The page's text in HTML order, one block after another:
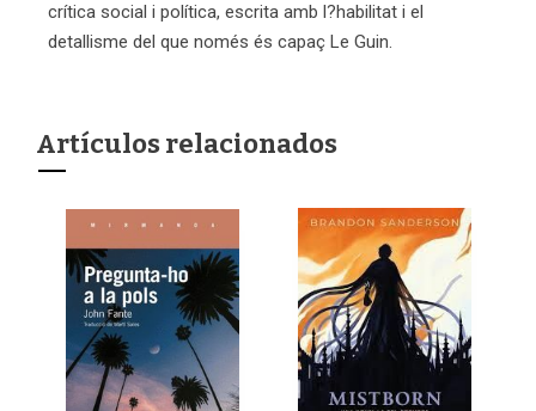
crítica social i política, escrita amb l?habilitat i el
detallisme del que només és capaç Le Guin.
Artículos relacionados